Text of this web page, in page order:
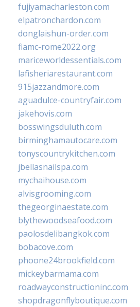
fujiyamacharleston.com
elpatronchardon.com
donglaishun-order.com
fiamc-rome2022.org
mariceworldessentials.com
lafisheriarestaurant.com
915jazzandmore.com
aguadulce-countryfair.com
jakehovis.com
bosswingsduluth.com
birminghamautocare.com
tonyscountrykitchen.com
jbellasnailspa.com
mychaihouse.com
alvisgrooming.com
thegeorginaestate.com
blythewoodseafood.com
paolosdelibangkok.com
bobacove.com
phoone24brookfield.com
mickeybarmama.com
roadwayconstructioninc.com
shopdragonflyboutique.com